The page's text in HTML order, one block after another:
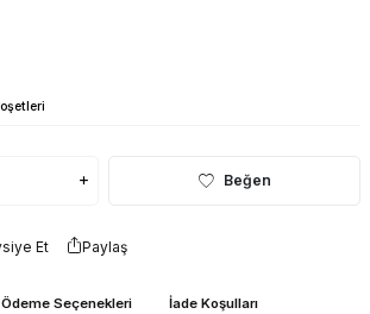
Beğen
Et Paylaş
Ödeme Seçenekleri İade Koşulları